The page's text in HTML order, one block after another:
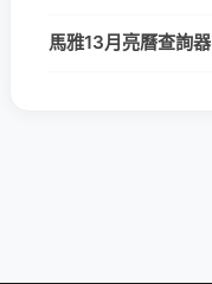
馬雅13月亮曆查詢器